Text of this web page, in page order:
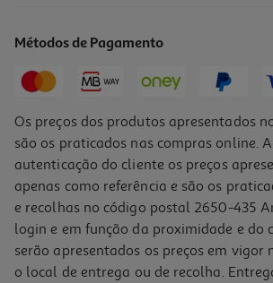
Métodos de Pagamento
Os preços dos produtos apresentados
são os praticados nas compras online.
autenticação do cliente os preços
apenas como referência e são os
e recolhas no código postal 2650-435
login e em função da proximidade e do
serão apresentados os preços em vigor
o local de entrega ou de recolha.